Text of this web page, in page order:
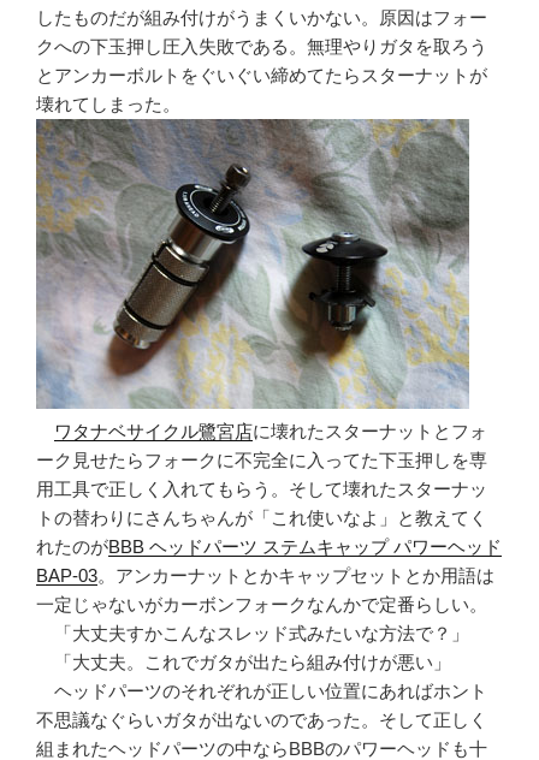
したものだが組み付けがうまくいかない。原因はフォー
クへの下玉押し圧入失敗である。無理やりガタを取ろう
とアンカーボルトをぐいぐい締めてたらスターナットが
壊れてしまった。
ワタナベサイクル鷺宮店に壊れたスターナットとフォ
ーク見せたらフォークに不完全に入ってた下玉押しを専
用工具で正しく入れてもらう。そして壊れたスターナッ
トの替わりにさんちゃんが「これ使いなよ」と教えてく
れたのがBBB ヘッドパーツ ステムキャップ パワーヘッド
BAP-03。アンカーナットとかキャップセットとか用語は
一定じゃないがカーボンフォークなんかで定番らしい。
「大丈夫すかこんなスレッド式みたいな方法で？」
「大丈夫。これでガタが出たら組み付けが悪い」
ヘッドパーツのそれぞれが正しい位置にあればホント
不思議なぐらいガタが出ないのであった。そして正しく
組まれたヘッドパーツの中ならBBBのパワーヘッドも十